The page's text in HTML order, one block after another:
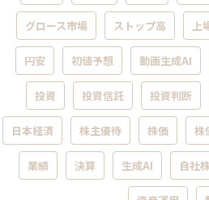
グロース市場 ストップ高 上
円安 初値予想 動画生成AI
投資 投資信託 投資判断
日本経済 株主優待 株価 株
業績 決算 生成AI 自社